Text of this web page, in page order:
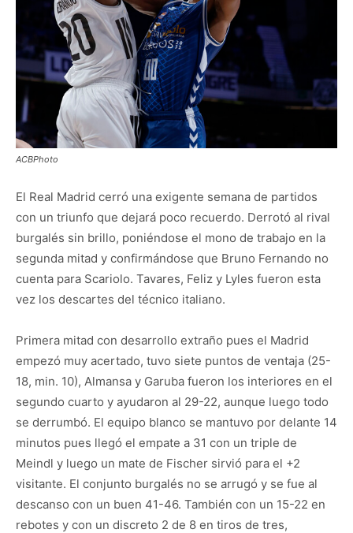
ACBPhoto
El Real Madrid cerró una exigente semana de partidos
con un triunfo que dejará poco recuerdo. Derrotó al rival
burgalés sin brillo, poniéndose el mono de trabajo en la
segunda mitad y confirmándose que Bruno Fernando no
cuenta para Scariolo. Tavares, Feliz y Lyles fueron esta
vez los descartes del técnico italiano.
Primera mitad con desarrollo extraño pues el Madrid
empezó muy acertado, tuvo siete puntos de ventaja (25-
18, min. 10), Almansa y Garuba fueron los interiores en el
segundo cuarto y ayudaron al 29-22, aunque luego todo
se derrumbó. El equipo blanco se mantuvo por delante 14
minutos pues llegó el empate a 31 con un triple de
Meindl y luego un mate de Fischer sirvió para el +2
visitante. El conjunto burgalés no se arrugó y se fue al
descanso con un buen 41-46. También con un 15-22 en
rebotes y con un discreto 2 de 8 en tiros de tres,